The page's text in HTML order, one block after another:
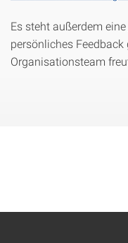
Es steht außerdem eine
persönliches
Organisationsteam